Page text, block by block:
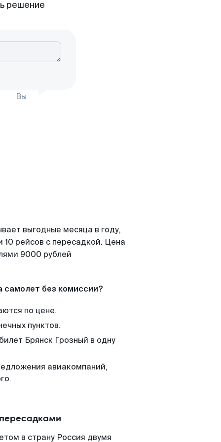
решение
Вы
выгодные месяца в году,
рейсов с пересадкой. Цена
9000 рублей
самолет без комиссии?
по цене.
пунктов.
Брянск Грозный в одну
авиакомпаний,
в страну Россия двумя